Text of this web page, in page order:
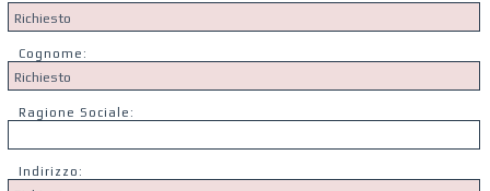
Cognome:
Ragione Sociale:
Indirizzo: